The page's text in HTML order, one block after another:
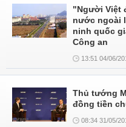
"Người Việt
nước ngoài
ninh quốc
Công an
13:51 04/06/
Thủ tướng
đồng tiền
08:34 31/05/